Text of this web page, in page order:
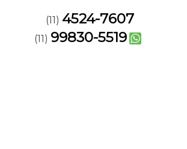
(11) 4524-7607
(11) 99830-5519